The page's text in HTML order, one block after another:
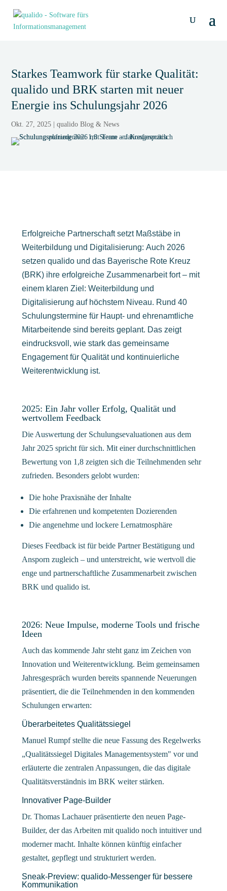
Starkes Teamwork für starke Qualität:
qualido und BRK starten mit neuer
Energie ins Schulungsjahr 2026
Okt. 27, 2025 |qualido Blog & News
Erfolgreiche Partnerschaft setzt Maßstäbe in
Weiterbildung und Digitalisierung: Auch 2026
setzen qualido und das Bayerische Rote Kreuz
(BRK) ihre erfolgreiche Zusammenarbeit fort – mit
einem klaren Ziel: Weiterbildung und
Digitalisierung auf höchstem Niveau. Rund 40
Schulungstermine für Haupt- und ehrenamtliche
Mitarbeitende sind bereits geplant. Das zeigt
eindrucksvoll, wie stark das gemeinsame
Engagement für Qualität und kontinuierliche
Weiterentwicklung ist.
2025: Ein Jahr voller Erfolg, Qualität und
wertvollem Feedback
Die Auswertung der Schulungsevaluationen aus dem
Jahr 2025 spricht für sich. Mit einer durchschnittlichen
Bewertung von 1,8 zeigten sich die Teilnehmenden sehr
zufrieden. Besonders gelobt wurden:
Die hohe Praxisnähe der Inhalte
Die erfahrenen und kompetenten Dozierenden
Die angenehme und lockere Lernatmosphäre
Dieses Feedback ist für beide Partner Bestätigung und
Ansporn zugleich – und unterstreicht, wie wertvoll die
enge und partnerschaftliche Zusammenarbeit zwischen
BRK und qualido ist.
2026: Neue Impulse, moderne Tools und frische
Ideen
Auch das kommende Jahr steht ganz im Zeichen von
Innovation und Weiterentwicklung. Beim gemeinsamen
Jahresgespräch wurden bereits spannende Neuerungen
präsentiert, die die Teilnehmenden in den kommenden
Schulungen erwarten:
Überarbeitetes Qualitätssiegel
Manuel Rumpf stellte die neue Fassung des Regelwerks
„Qualitätssiegel Digitales Managementsystem" vor und
erläuterte die zentralen Anpassungen, die das digitale
Qualitätsverständnis im BRK weiter stärken.
Innovativer Page-Builder
Dr. Thomas Lachauer präsentierte den neuen Page-
Builder, der das Arbeiten mit qualido noch intuitiver und
moderner macht. Inhalte können künftig einfacher
gestaltet, gepflegt und strukturiert werden.
Sneak-Preview: qualido-Messenger für bessere
Kommunikation